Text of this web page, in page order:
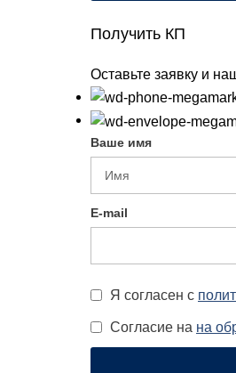
Получить КП
Оставьте заявку и
Ваше имя
E-mail
Я согласен с
Согласие на на